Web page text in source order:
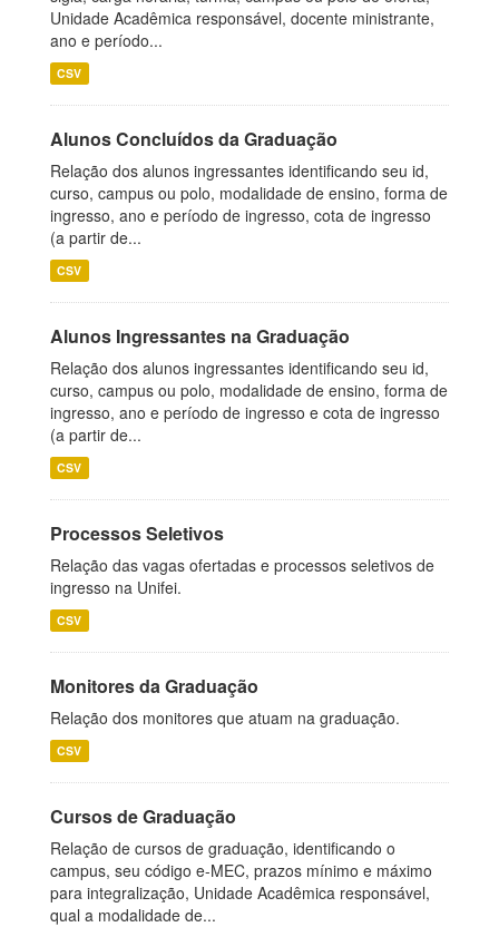
Unidade Acadêmica responsável, docente ministrante,
ano e período...
CSV
Alunos Concluídos da Graduação
Relação dos alunos ingressantes identificando seu id,
curso, campus ou polo, modalidade de ensino, forma de
ingresso, ano e período de ingresso, cota de ingresso
(a partir de...
CSV
Alunos Ingressantes na Graduação
Relação dos alunos ingressantes identificando seu id,
curso, campus ou polo, modalidade de ensino, forma de
ingresso, ano e período de ingresso e cota de ingresso
(a partir de...
CSV
Processos Seletivos
Relação das vagas ofertadas e processos seletivos de
ingresso na Unifei.
CSV
Monitores da Graduação
Relação dos monitores que atuam na graduação.
CSV
Cursos de Graduação
Relação de cursos de graduação, identificando o
campus, seu código e-MEC, prazos mínimo e máximo
para integralização, Unidade Acadêmica responsável,
qual a modalidade de...